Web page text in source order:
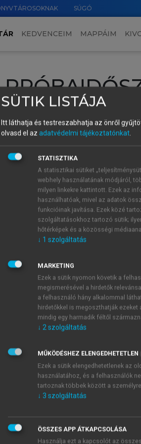
SÚGÓ
KEDVENCEIM MAPPÁIM
megtekintéséhez lépj be a saját
Új felhasználóként1 óra
elindításához,
A regisztráció után a
SAJÁT FIÓKKAL
intézményi azonosítóval
SÜTIK LISTÁJA
Itt láthatja és testreszabhatja az önről
olvasd el az adatvédelmi tájékoztatónkat.
STATISZTIKA
A statisztikai sütiket
webhely használatának módjáról,
milyen linkekre kattintott. Ezek az
használhatóak, mivel az adatok
funkcióinak javítása. Ezek közé
szolgáltatásokhoz tartozó sütik;
hőtérképek és a közösségi
↓ 1 szolgáltatás
MARKETING
Ezek a sütik nyomon követik a
megismerésével a hirdetők
a felhasználó hány alkalommal
hirdetőkkel is megoszthatják
mindig egy harmadik féltől
↓ 2szolgáltatás
MŰKÖDÉSHEZ ELENGEDHETETLEN
Ezek a sütik elengedhetetlenek az
használatához, és a felhasználók
tartoznak többek között a
↓ 3 szolgáltatás
ÖSSZES APP ÁTKAPCSOLÁSA
Használja ezt a kapcsolót az